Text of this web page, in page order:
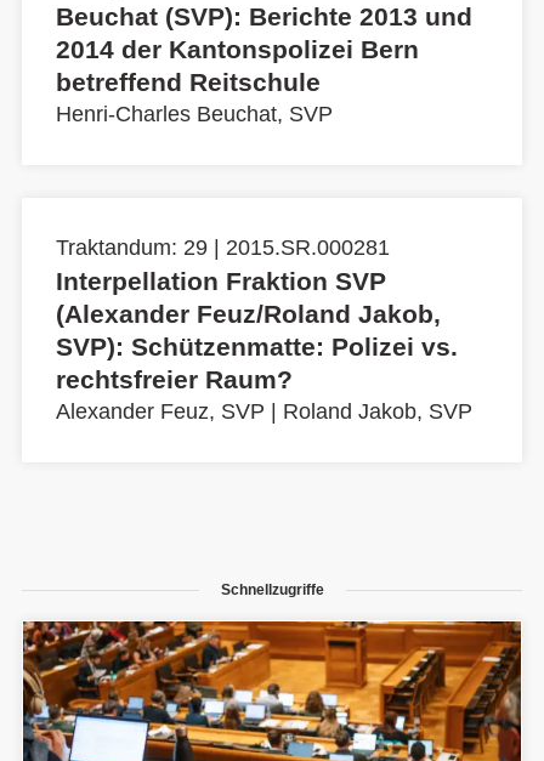
Beuchat (SVP): Berichte 2013 und
2014 der Kantonspolizei Bern
betreffend Reitschule
Henri-Charles Beuchat, SVP
Traktandum: 29 | 2015.SR.000281
Interpellation Fraktion SVP
(Alexander Feuz/Roland Jakob,
SVP): Schützenmatte: Polizei vs.
rechtsfreier Raum?
Alexander Feuz, SVP Roland Jakob, SVP
Schnellzugriffe